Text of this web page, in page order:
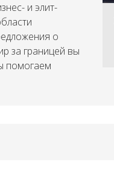
и элит-
о
за границей вы
помогаем